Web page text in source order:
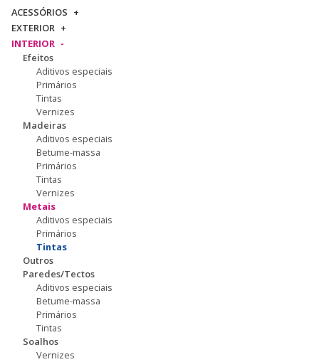
ACESSÓRIOS
EXTERIOR
INTERIOR
Efeitos
Aditivos especiais
Primários
Tintas
Vernizes
Madeiras
Aditivos especiais
Betume-massa
Primários
Tintas
Vernizes
Metais
Aditivos especiais
Primários
Tintas
Outros
Paredes/Tectos
Aditivos especiais
Betume-massa
Primários
Tintas
Soalhos
Vernizes